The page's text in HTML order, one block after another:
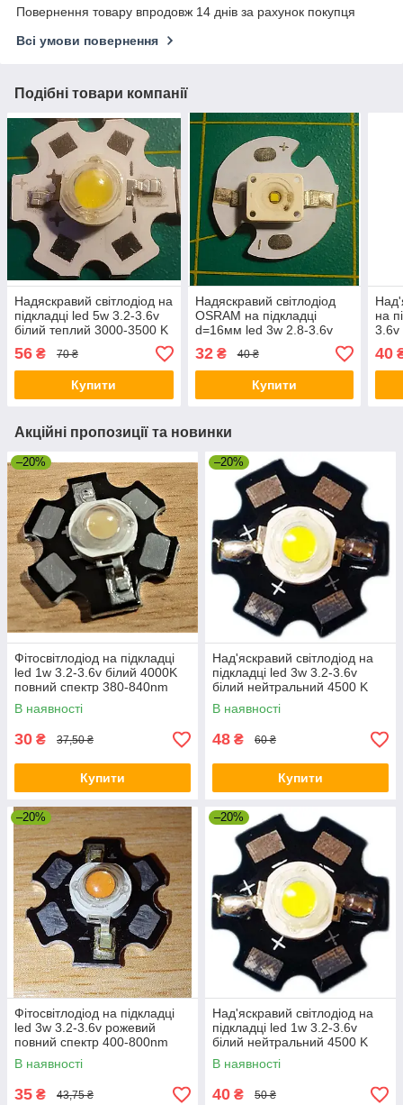
Повернення товару впродовж 14 днів за рахунок покупця
Всі умови повернення
Подібні товари компанії
Надяскравий світлодіод на
підкладці led 5w 3.2-3.6v
білий теплий 3000-3500 K
56 ₴ 70 ₴
Купити
Надяскравий світлодіод
OSRAM на підкладці
d=16мм led 3w 2.8-3.6v
білий денний
32₴ 40 ₴
Купити
на
3.6v
40
Акційні пропозиції та новинки
–20%
Фітосвітлодіод на підкладці
led 1w 3.2-3.6v білий 4000K
повний спектр 380-840nm
В наявності
30 ₴ 37,50 ₴
Купити
–20%
Над'яскравий світлодіод на
підкладці led 3w 3.2-3.6v
білий нейтральний 4500 K
В наявності
48 ₴ 60 ₴
Купити
–20%
Фітосвітлодіод на підкладці
led 3w 3.2-3.6v рожевий
повний спектр 400-800nm
В наявності
35 ₴ 43,75 ₴
–20%
Над'яскравий світлодіод на
підкладці led 1w 3.2-3.6v
білий нейтральний 4500 K
В наявності
40 ₴ 50 ₴